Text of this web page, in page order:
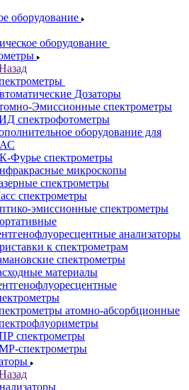
оборудование
оборудование
Дозаторы
Эмиссионные спектрометры
спектрофотометры
оборудование для
Фурье спектрометры
микроскопы
спектрометры
спектрометры
эмиссионные спектрометры